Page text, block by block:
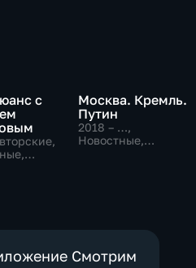
с
Москва. Кремль.
Путин
2018 – …,
Новостные,
Смотрим